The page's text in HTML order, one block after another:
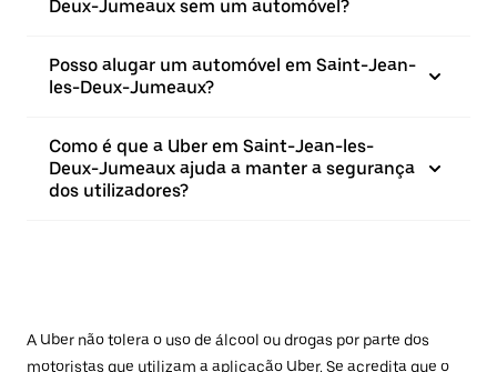
Deux-Jumeaux sem um automóvel?
Posso alugar um automóvel em Saint-Jean-
les-Deux-Jumeaux?
Como é que a Uber em Saint-Jean-les-
Deux-Jumeaux ajuda a manter a segurança
dos utilizadores?
A Uber não tolera o uso de álcool ou drogas por parte dos
motoristas que utilizam a aplicação Uber. Se acredita que o